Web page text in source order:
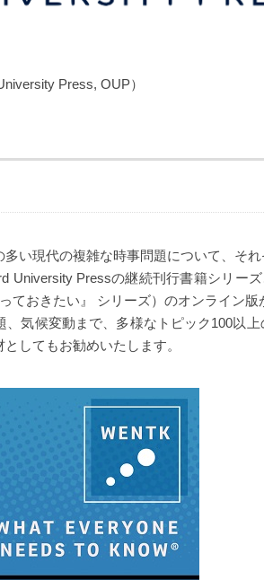
Press, OUP）
い現代の複雑な時事問題について、そ
University Pressの継続刊行書籍シリー
ておきたい』 シリーズ）のオンライン
気候変動まで、多様なトピック100以
してもお勧めいたします。